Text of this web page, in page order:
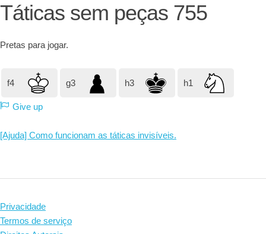
Táticas sem peças 755
Pretas para jogar.
f4 g3 h3 h1
Give up
[Ajuda] Como funcionam as táticas invisíveis.
Privacidade
Termos de serviço